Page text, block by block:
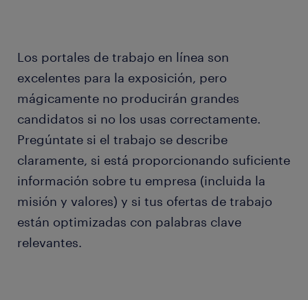
Los portales de trabajo en línea son
excelentes para la exposición, pero
mágicamente no producirán grandes
candidatos si no los usas correctamente.
Pregúntate si el trabajo se describe
claramente, si está proporcionando suficiente
información sobre tu empresa (incluida la
misión y valores) y si tus ofertas de trabajo
están optimizadas con palabras clave
relevantes.